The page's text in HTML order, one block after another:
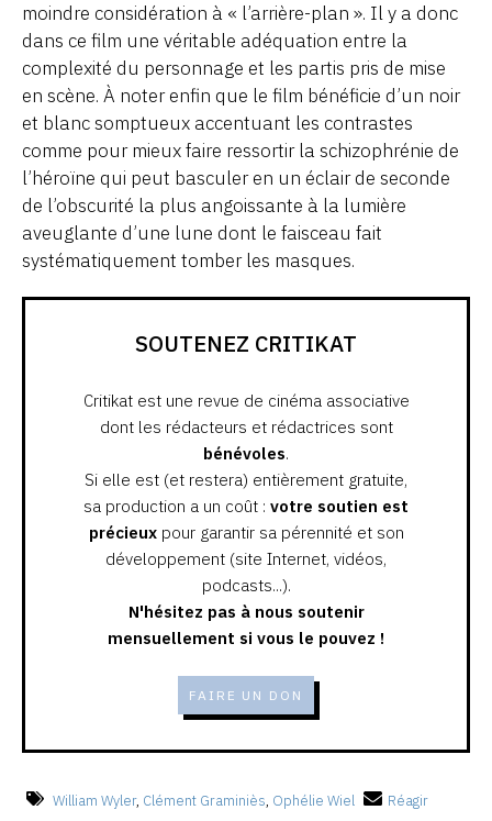
moindre considération à « l’arrière-plan ». Il y a donc
dans ce film une véritable adéquation entre la
complexité du personnage et les partis pris de mise
en scène. À noter enfin que le film bénéficie d’un noir
et blanc somptueux accentuant les contrastes
comme pour mieux faire ressortir la schizophrénie de
l’héroïne qui peut basculer en un éclair de seconde
de l’obscurité la plus angoissante à la lumière
aveuglante d’une lune dont le faisceau fait
systématiquement tomber les masques.
SOUTENEZ CRITIKAT
Critikat est une revue de cinéma associative
dont les rédacteurs et rédactrices sont
bénévoles.
Si elle est (et restera) entièrement gratuite,
sa production a un coût : votre soutien est
précieuxpour garantir sa pérennité et son
développement (site Internet, vidéos,
podcasts...).
N'hésitez pas à nous soutenir
mensuellement si vous le pouvez !
FAIRE UN DON
William Wyler, Clément Graminiès, Ophélie Wiel Réagir